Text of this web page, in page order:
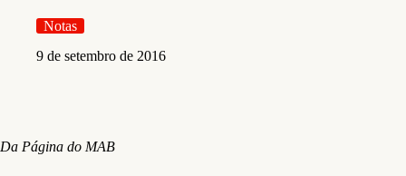
Notas
9 de setembro de 2016
Da Página do MAB